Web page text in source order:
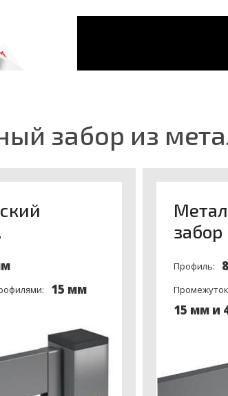
по специальной технологии,
полной сборки
или продукт
профиля
горизонтальными профилями?
профиля и рамы панели (если рама
на сертифицированном
и калитки?
забор из
15 мм
забор
Профиль:
15 мм и